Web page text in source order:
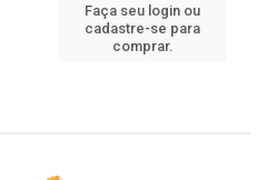
Faça seu login ou
cadastre-se para
comprar.